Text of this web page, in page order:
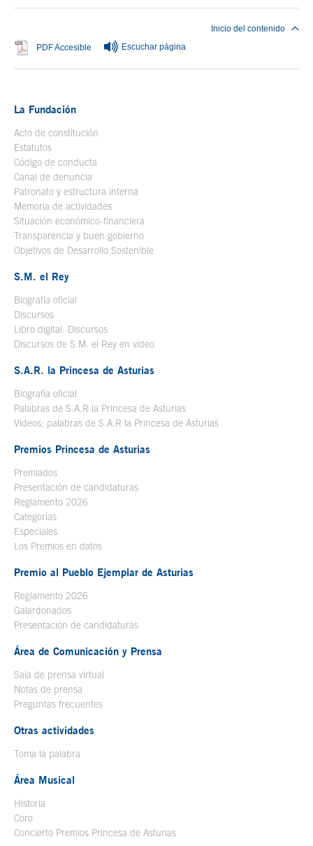
PDF Accesible Se abre en ventana nueva
Escuchar página
Inicio del contenido
La Fundación
Acto de constitución
Estatutos
Código de conducta
Canal de denuncia
Patronato y estructura interna
Memoria de actividades
Situación económico-financiera
Transparencia y buen gobierno
Objetivos de Desarrollo Sostenible
S.M. el Rey
Biografía oficial
Discursos
Libro digital. Discursos
Discursos de S.M. el Rey en vídeo
S.A.R. la Princesa de Asturias
Biografía oficial
Palabras de S.A.R la Princesa de Asturias
Videos: palabras de S.A.R la Princesa de Asturias
Premios Princesa de Asturias
Premiados
Presentación de candidaturas
Reglamento 2026
Categorías
Especiales
Los Premios en datos
Premio al Pueblo Ejemplar de Asturias
Reglamento 2026
Galardonados
Presentación de candidaturas
Área de Comunicación y Prensa
Sala de prensa virtual
Notas de prensa
Preguntas frecuentes
Otras actividades
Toma la palabra
Área Musical
Historia
Coro
Concierto Premios Princesa de Asturias